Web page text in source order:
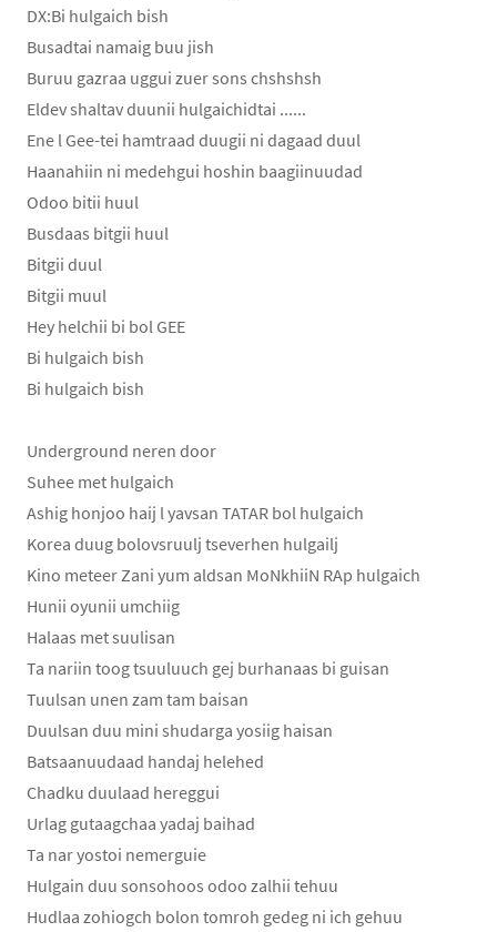
DX:Bi hulgaich bish
Busadtai namaig buu jish
Buruu gazraa uggui zuer sons chshshsh
Eldev shaltav duunii hulgaichidtai ......
Ene l Gee-tei hamtraad duugii ni dagaad duul
Haanahiin ni medehgui hoshin baagiinuudad
Odoo bitii huul
Busdaas bitgii huul
Bitgii duul
Bitgii muul
Hey helchii bi bol GEE
Bi hulgaich bish
Bi hulgaich bish
Underground neren door
Suhee met hulgaich
Ashig honjoo haij l yavsan TATAR bol hulgaich
Korea duug bolovsruulj tseverhen hulgailj
Kino meteer Zani yum aldsan MoNkhiiN RAp hulgaich
Hunii oyunii umchiig
Halaas met suulisan
Ta nariin toog tsuuluuch gej burhanaas bi guisan
Tuulsan unen zam tam baisan
Duulsan duu mini shudarga yosiig haisan
Batsaanuudaad handaj helehed
Chadku duulaad hereggui
Urlag gutaagchaa yadaj baihad
Ta nar yostoi nemerguie
Hulgain duu sonsohoos odoo zalhii tehuu
Hudlaa zohiogch bolon tomroh gedeg ni ich gehuu